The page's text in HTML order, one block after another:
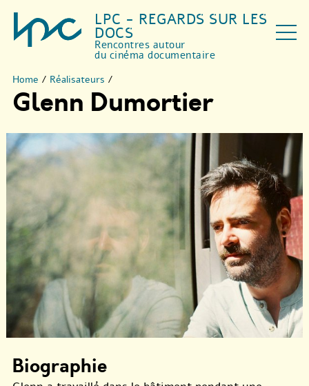
LPC - REGARDS SUR LES
DOCS
Rencontres autour
du cinéma documentaire
Home / Réalisateurs /
Glenn Dumortier
Biographie